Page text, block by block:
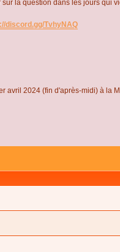
la question dans les jours qui
discord.gg/TvhyNAQ
avril 2024 (fin d'après-midi) à la